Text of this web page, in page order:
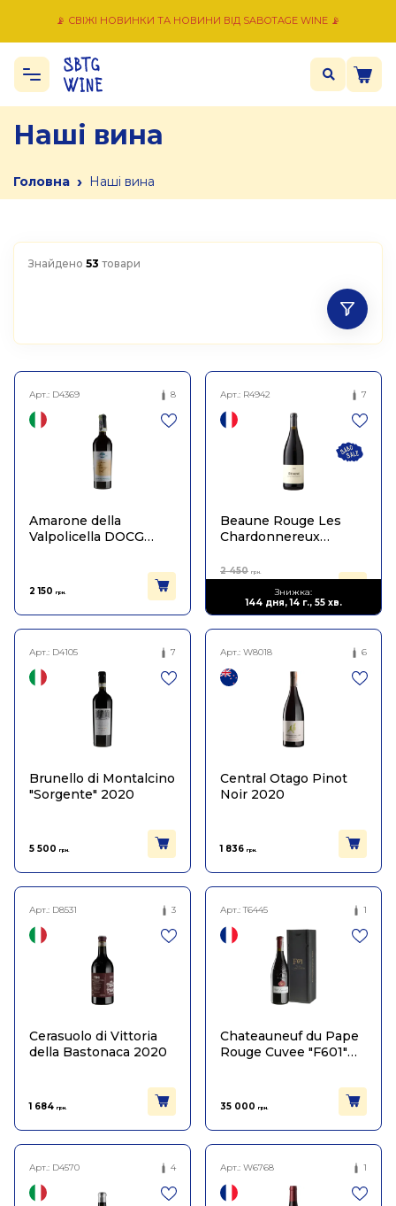
📡 СВІЖІ НОВИНКИ ТА НОВИНИ ВІД SABOTAGE WINE 📡
Наші вина
Головна › Наші вина
Знайдено 53 товари
Арт.: D4369 8
Amarone della
Valpolicella DOCG
2 150 грн.
Арт.: R4942
Знижка:
144 дня, 14 г., 55 хв.
7
Beaune Rouge Les
Chardonnereux
2 450 грн.
Арт.: D4105 7
Brunello di Montalcino
"Sorgente" 2020
5 500 грн.
Арт.: W8018 6
Central Otago Pinot
Noir 2020
1 836 грн.
Арт.: D8531 3
Cerasuolo di Vittoria
della Bastonaca 2020
1 684 грн.
Арт.:T6445 1
Chateauneuf du Pape
Rouge Cuvee "F601"
35 000 грн.
Арт.: D4570 4 Арт.: W6768 1